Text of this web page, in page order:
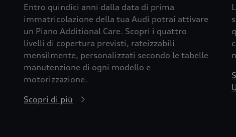
Entro quindici anni dalla data di prima
immatricolazione della tua Audi potrai attivare
un Piano Additional Care. Scopri i quattro
livelli di copertura previsti, rateizzabili
mensilmente, personalizzati secondo le tabelle
manutenzione di ogni modello e
motorizzazione.
Scopri di più